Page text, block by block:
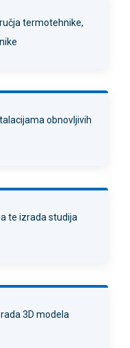
termotehnike,
obnovljivih
te izrada studija
3D modela